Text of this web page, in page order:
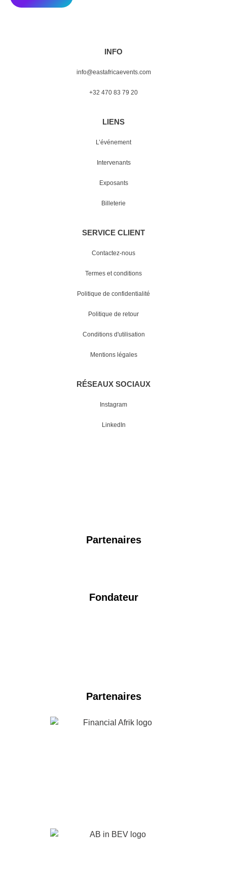
INFO
info@eastafricaevents.com
+32 470 83 79 20
LIENS
L’événement
Intervenants
Exposants
Billeterie
SERVICE CLIENT
Contactez-nous
Termes et conditions
Politique de confidentialité
Politique de retour
Conditions d'utilisation
Mentions légales
RÉSEAUX SOCIAUX
Instagram
LinkedIn
Partenaires
Fondateur
Partenaires